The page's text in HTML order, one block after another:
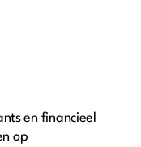
en financieel
op